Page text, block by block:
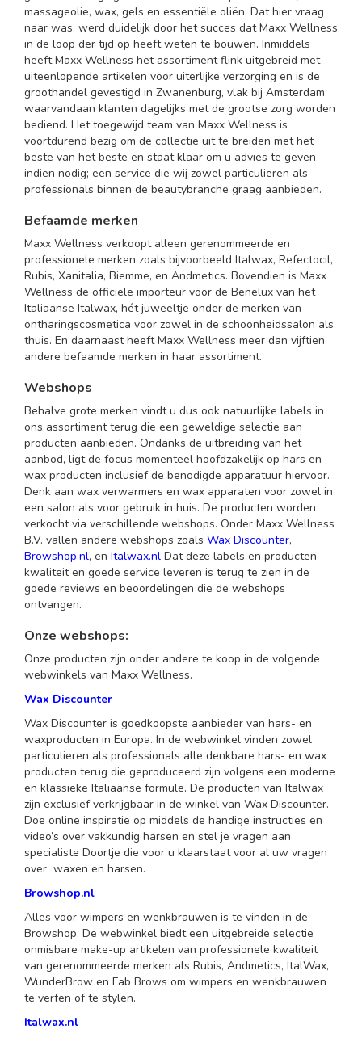
massageolie, wax, gels en essentiële oliën. Dat hier vraag
naar was, werd duidelijk door het succes dat Maxx Wellness
in de loop der tijd op heeft weten te bouwen. Inmiddels
heeft Maxx Wellness het assortiment flink uitgebreid met
uiteenlopende artikelen voor uiterlijke verzorging en is de
groothandel gevestigd in Zwanenburg, vlak bij Amsterdam,
waarvandaan klanten dagelijks met de grootse zorg worden
bediend. Het toegewijd team van Maxx Wellness is
voortdurend bezig om de collectie uit te breiden met het
beste van het beste en staat klaar om u advies te geven
indien nodig; een service die wij zowel particulieren als
professionals binnen de beautybranche graag aanbieden.
Befaamde merken
Maxx Wellness verkoopt alleen gerenommeerde en
professionele merken zoals bijvoorbeeld Italwax, Refectocil,
Rubis, Xanitalia, Biemme, en Andmetics. Bovendien is Maxx
Wellness de officiële importeur voor de Benelux van het
Italiaanse Italwax, hét juweeltje onder de merken van
ontharingscosmetica voor zowel in de schoonheidssalon als
thuis. En daarnaast heeft Maxx Wellness meer dan vijftien
andere befaamde merken in haar assortiment.
Webshops
Behalve grote merken vindt u dus ook natuurlijke labels in
ons assortiment terug die een geweldige selectie aan
producten aanbieden. Ondanks de uitbreiding van het
aanbod, ligt de focus momenteel hoofdzakelijk op hars en
wax producten inclusief de benodigde apparatuur hiervoor.
Denk aan wax verwarmers en wax apparaten voor zowel in
een salon als voor gebruik in huis. De producten worden
verkocht via verschillende webshops. Onder Maxx Wellness
B.V. vallen andere webshops zoals Wax Discounter,
Browshop.nl, en Italwax.nl Dat deze labels en producten
kwaliteit en goede service leveren is terug te zien in de
goede reviews en beoordelingen die de webshops
ontvangen.
Onze webshops:
Onze producten zijn onder andere te koop in de volgende
webwinkels van Maxx Wellness.
Wax Discounter
Wax Discounter is goedkoopste aanbieder van hars- en
waxproducten in Europa. In de webwinkel vinden zowel
particulieren als professionals alle denkbare hars- en wax
producten terug die geproduceerd zijn volgens een moderne
en klassieke Italiaanse formule. De producten van Italwax
zijn exclusief verkrijgbaar in de winkel van Wax Discounter.
Doe online inspiratie op middels de handige instructies en
video’s over vakkundig harsen en stel je vragen aan
specialiste Doortje die voor u klaarstaat voor al uw vragen
over waxen en harsen.
Browshop.nl
Alles voor wimpers en wenkbrauwen is te vinden in de
Browshop. De webwinkel biedt een uitgebreide selectie
onmisbare make-up artikelen van professionele kwaliteit
van gerenommeerde merken als Rubis, Andmetics, ItalWax,
WunderBrow en Fab Brows om wimpers en wenkbrauwen
te verfen of te stylen.
Italwax.nl